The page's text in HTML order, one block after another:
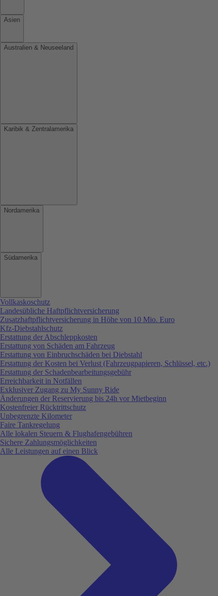
Asien
Australien & Neuseeland
Karibik & Zentralamerika
Nordamerika
Südamerika
Vollkaskoschutz
Landesübliche Haftpflichtversicherung
Zusatzhaftpflichtversicherung in Höhe von 10 Mio. Euro
Kfz-Diebstahlschutz
Erstattung der Abschleppkosten
Erstattung von Schäden am Fahrzeug
Erstattung von Einbruchschäden bei Diebstahl
Erstattung der Kosten bei Verlust (Fahrzeugpapieren, Schlüssel, etc.)
Erstattung der Schadenbearbeitungsgebühr
Erreichbarkeit in Notfällen
Exklusiver Zugang zu My Sunny Ride
Änderungen der Reservierung bis 24h vor Mietbeginn
Kostenfreier Rücktrittschutz
Unbegrenzte Kilometer
Faire Tankregelung
Alle lokalen Steuern & Flughafengebühren
Sichere Zahlungsmöglichkeiten
Alle Leistungen auf einen Blick